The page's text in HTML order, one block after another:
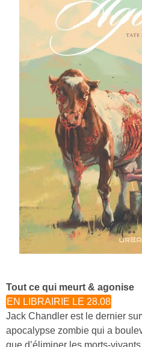
Tout ce qui meurt & agonise
EN LIBRAIRIE LE 28.08
Jack Chandler est le dernier
apocalypse zombie qui a
que d’éliminer les morts-